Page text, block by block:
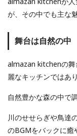
が、その中でも主な
舞台は自然の中
almazan kitchenの舞
麗なキッチンではあ
自然豊かな森の中で
川のせせらぎや鳥達
のBGMをバックに癒